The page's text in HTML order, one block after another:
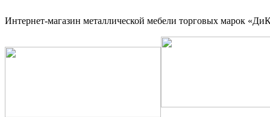
Интернет-магазин металлической мебели торговых марок